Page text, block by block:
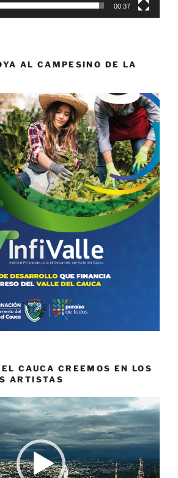
00:37
AL CAMPESINO DE LA
CAUCA CREEMOS EN LOS
ARTISTAS